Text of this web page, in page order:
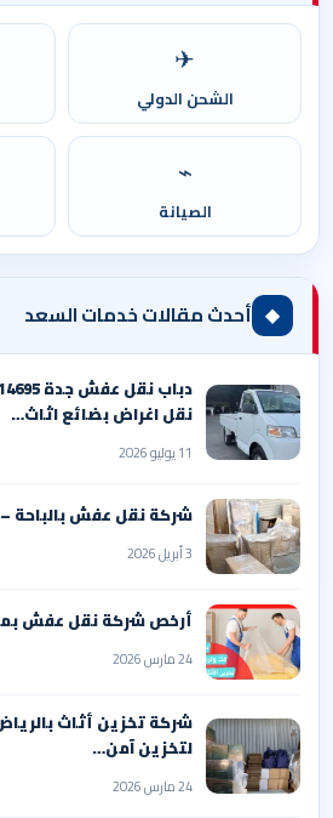
✈
الشحن الدولي
⌁
الصيانة
◆ أحدث مقالات خدمات السعد
نقل اغراض بضائع اثاث…
11 يوليو 2026
شركة نقل عفش بالباحة
3 أبريل 2026
أرخص شركة نقل عفش
24 مارس 2026
شركة تخزين أثاث
لتخزين آمن…
24 مارس 2026